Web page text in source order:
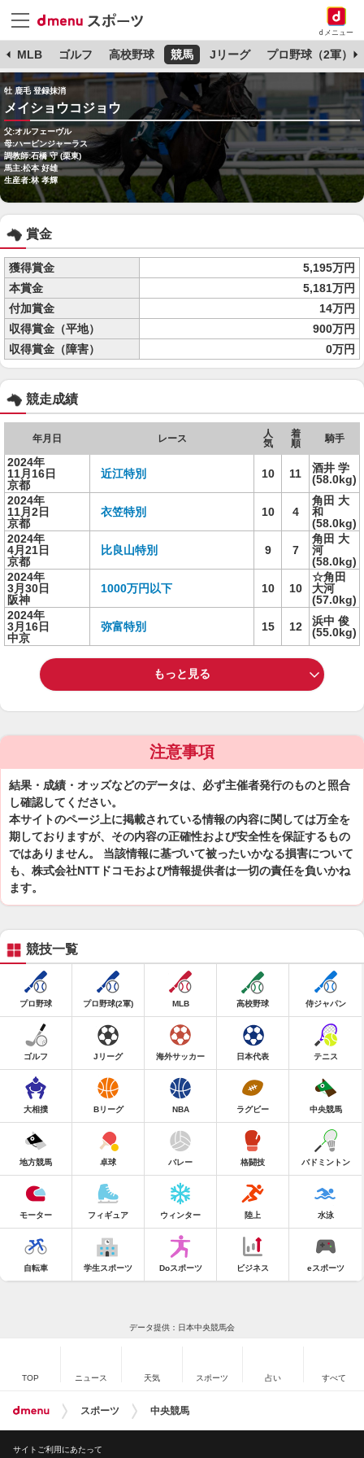
dメニュー
MLB ゴルフ 高校野球 競馬 Jリーグ プロ野球（2軍）
牡 鹿毛 登録抹消
メイショウコジョウ
父:オルフェーヴル
母:ハービンジャーラス
調教師:石橋 守 (栗東)
馬主:松本 好雄
生産者:林 孝輝
賞金
獲得賞金
5,195万円
本賞金
5,181万円
付加賞金
14万円
収得賞金（平地）
900万円
収得賞金（障害）
0万円
競走成績
年月日 レース
人
気
着
順
騎手
2024年
11月16日
京都
近江特別 10 11
酒井 学
(58.0kg)
2024年
11月2日
京都
衣笠特別 10 4
角田 大
和
(58.0kg)
2024年
4月21日
京都
比良山特別 9 7
角田 大
河
(58.0kg)
2024年
3月30日
阪神
1000万円以下 10 10
☆角田
大河
(57.0kg)
2024年
3月16日
中京
弥富特別 15 12
浜中 俊
(55.0kg)
もっと見る
注意事項
結果・成績・オッズなどのデータは、必ず主催者発行のものと照合
し確認してください。
本サイトのページ上に掲載されている情報の内容に関しては万全を
期しておりますが、その内容の正確性および安全性を保証するもの
ではありません。 当該情報に基づいて被ったいかなる損害について
も、株式会社NTTドコモおよび情報提供者は一切の責任を負いかね
ます。
競技一覧
プロ野球 プロ野球(2軍) MLB 高校野球 侍ジャパン
ゴルフ Jリーグ 海外サッカー 日本代表 テニス
大相撲 Bリーグ NBA ラグビー 中央競馬
地方競馬 卓球 バレー 格闘技 バドミントン
モーター フィギュア ウィンター 陸上 水泳
自転車 学生スポーツ Doスポーツ ビジネス eスポーツ
データ提供：日本中央競馬会
TOP ニュース 天気 スポーツ 占い すべて
スポーツ 中央競馬
サイトご利用にあたって